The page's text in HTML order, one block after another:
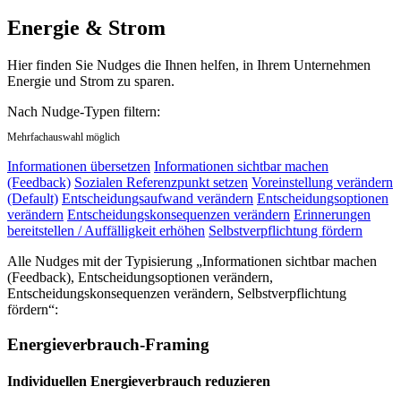
Energie & Strom
Hier finden Sie Nudges die Ihnen helfen, in Ihrem Unternehmen
Energie und Strom zu sparen.
Nach Nudge-Typen filtern:
Mehrfachauswahl möglich
Informationen übersetzen Informationen sichtbar machen
(Feedback) Sozialen Referenzpunkt setzen Voreinstellung verändern
(Default) Entscheidungsaufwand verändern Entscheidungsoptionen
verändern Entscheidungskonsequenzen verändern Erinnerungen
bereitstellen / Auffälligkeit erhöhen Selbstverpflichtung fördern
Alle Nudges mit der Typisierung „Informationen sichtbar machen
(Feedback), Entscheidungsoptionen verändern,
Entscheidungskonsequenzen verändern, Selbstverpflichtung
fördern“:
Energieverbrauch-Framing
Individuellen Energieverbrauch reduzieren